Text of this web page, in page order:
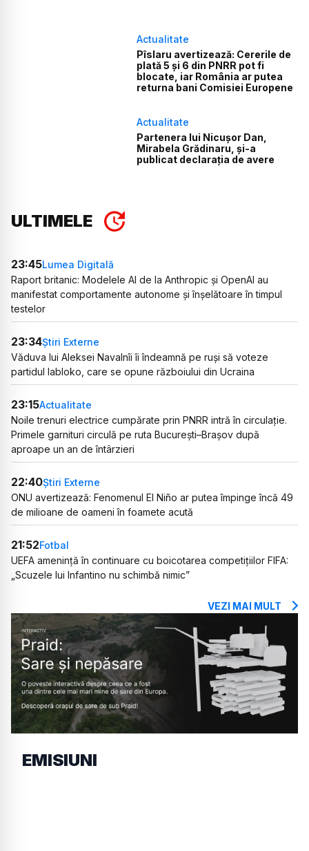
Actualitate
Pîslaru avertizează: Cererile de
plată 5 și 6 din PNRR pot fi
blocate, iar România ar putea
returna bani Comisiei Europene
Actualitate
Partenera lui Nicușor Dan,
Mirabela Grădinaru, și-a
publicat declarația de avere
ULTIMELE
23:45Lumea Digitală
Raport britanic: Modelele AI de la Anthropic și OpenAI au
manifestat comportamente autonome și înșelătoare în timpul
testelor
23:34Știri Externe
Văduva lui Aleksei Navalnîi îi îndeamnă pe ruși să voteze
partidul Iabloko, care se opune războiului din Ucraina
23:15Actualitate
Noile trenuri electrice cumpărate prin PNRR intră în circulație.
Primele garnituri circulă pe ruta București–Brașov după
aproape un an de întârzieri
22:40Știri Externe
ONU avertizează: Fenomenul El Niño ar putea împinge încă 49
de milioane de oameni în foamete acută
21:52Fotbal
UEFA amenință în continuare cu boicotarea competițiilor FIFA:
„Scuzele lui Infantino nu schimbă nimic”
VEZI MAI MULT
EMISIUNI